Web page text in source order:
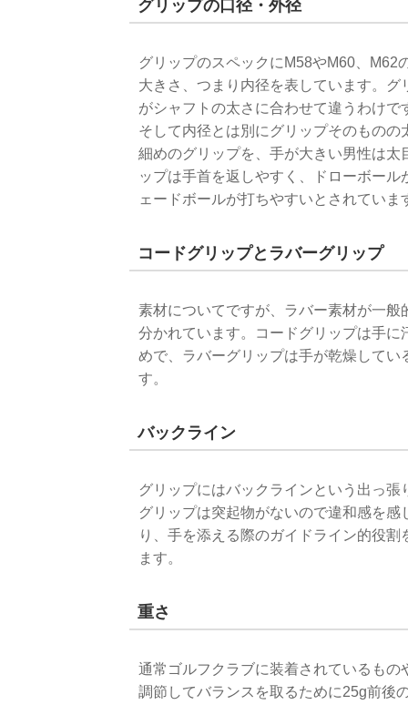
グリップの口径・外径
グリップのスペックにM58やM60、M62
大きさ、つまり内径を表しています。
がシャフトの太さに合わせて違うわけ
そして内径とは別にグリップそのもの
細めのグリップを、手が大きい男性は
ップは手首を返しやすく、ドローボー
ェードボールが打ちやすいとされていま
コードグリップとラバーグリップ
素材についてですが、ラバー素材が一
分かれています。コードグリップは手
めで、ラバーグリップは手が乾燥して
す。
バックライン
グリップにはバックラインという出っ
グリップは突起物がないので違和感を
り、手を添える際のガイドライン的役
ます。
重さ
通常ゴルフクラブに装着されているも
調節してバランスを取るために25g前後